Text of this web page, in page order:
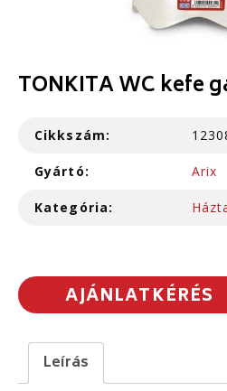
TONKITA WC kefe
Cikkszám:
Gyártó: Arix
Kategória:
AJÁNLATKÉRÉS
Leírás